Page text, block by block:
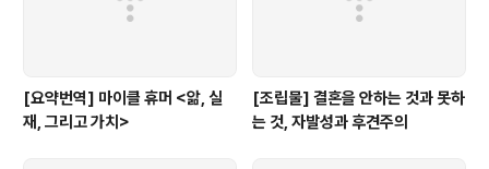
[요약번역] 마이클 휴머 <앎, 실
재, 그리고 가치>
[조립물] 결혼을 안하는 것과 못하
는 것, 자발성과 후견주의